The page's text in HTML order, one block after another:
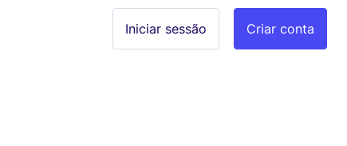
Criar conta
Iniciar sessão